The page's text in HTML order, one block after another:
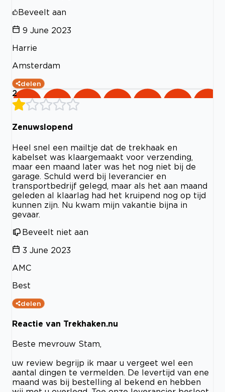
Beveelt aan
9 June 2023
Harrie
Amsterdam
delen
2
Zenuwslopend
Heel snel een mailtje dat de trekhaak en
kabelset was klaargemaakt voor verzending,
maar een maand later was het nog niet bij de
garage. Schuld werd bij leverancier en
transportbedrijf gelegd, maar als het aan maand
geleden al klaarlag had het kruipend nog op tijd
kunnen zijn. Nu kwam mijn vakantie bijna in
gevaar.
Beveelt niet aan
3 June 2023
AMC
Best
delen
Reactie van Trekhaken.nu
Beste mevrouw Stam,
uw review begrijp ik maar u vergeet wel een
aantal dingen te vermelden. De levertijd van ene
maand was bij bestelling al bekend en hebben